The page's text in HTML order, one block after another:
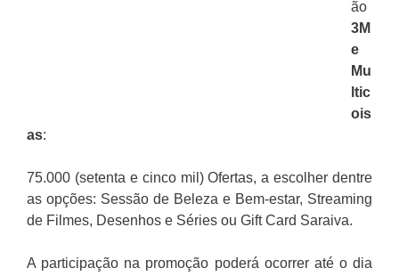
ão
3M
e
Mu
ltic
ois
as:
75.000 (setenta e cinco mil) Ofertas, a escolher dentre
as opções: Sessão de Beleza e Bem-estar, Streaming
de Filmes, Desenhos e Séries ou Gift Card Saraiva.
A participação na promoção poderá ocorrer até o dia